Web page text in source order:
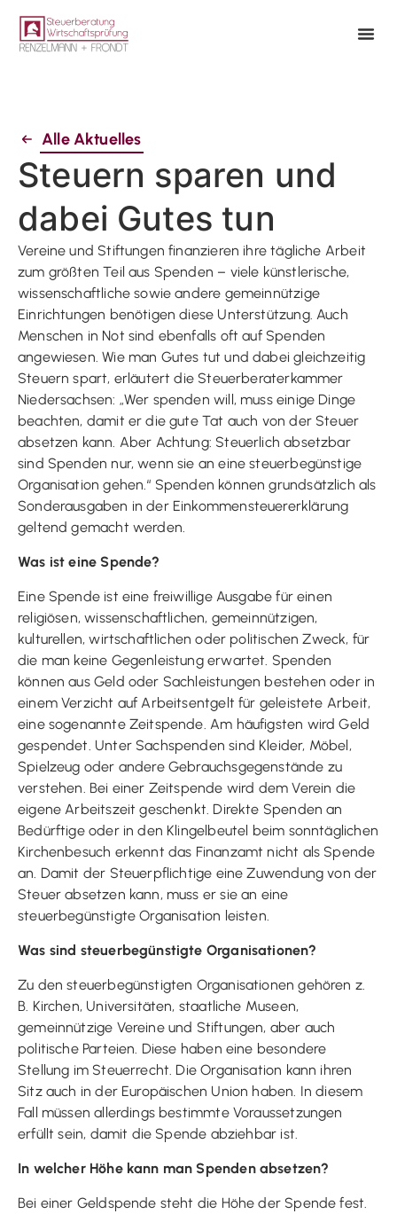
Alle Aktuelles
Steuern sparen und
dabei Gutes tun
Vereine und Stiftungen finanzieren ihre tägliche Arbeit
zum größten Teil aus Spenden – viele künstlerische,
wissenschaftliche sowie andere gemeinnützige
Einrichtungen benötigen diese Unterstützung. Auch
Menschen in Not sind ebenfalls oft auf Spenden
angewiesen. Wie man Gutes tut und dabei gleichzeitig
Steuern spart, erläutert die Steuerberaterkammer
Niedersachsen: „Wer spenden will, muss einige Dinge
beachten, damit er die gute Tat auch von der Steuer
absetzen kann. Aber Achtung: Steuerlich absetzbar
sind Spenden nur, wenn sie an eine steuerbegünstige
Organisation gehen.“ Spenden können grundsätzlich als
Sonderausgaben in der Einkommensteuererklärung
geltend gemacht werden.
Was ist eine Spende?
Eine Spende ist eine freiwillige Ausgabe für einen
religiösen, wissenschaftlichen, gemeinnützigen,
kulturellen, wirtschaftlichen oder politischen Zweck, für
die man keine Gegenleistung erwartet. Spenden
können aus Geld oder Sachleistungen bestehen oder in
einem Verzicht auf Arbeitsentgelt für geleistete Arbeit,
eine sogenannte Zeitspende. Am häufigsten wird Geld
gespendet. Unter Sachspenden sind Kleider, Möbel,
Spielzeug oder andere Gebrauchsgegenstände zu
verstehen. Bei einer Zeitspende wird dem Verein die
eigene Arbeitszeit geschenkt. Direkte Spenden an
Bedürftige oder in den Klingelbeutel beim sonntäglichen
Kirchenbesuch erkennt das Finanzamt nicht als Spende
an. Damit der Steuerpflichtige eine Zuwendung von der
Steuer absetzen kann, muss er sie an eine
steuerbegünstigte Organisation leisten.
Was sind steuerbegünstigte Organisationen?
Zu den steuerbegünstigten Organisationen gehören z.
B. Kirchen, Universitäten, staatliche Museen,
gemeinnützige Vereine und Stiftungen, aber auch
politische Parteien. Diese haben eine besondere
Stellung im Steuerrecht. Die Organisation kann ihren
Sitz auch in der Europäischen Union haben. In diesem
Fall müssen allerdings bestimmte Voraussetzungen
erfüllt sein, damit die Spende abziehbar ist.
In welcher Höhe kann man Spenden absetzen?
Bei einer Geldspende steht die Höhe der Spende fest.